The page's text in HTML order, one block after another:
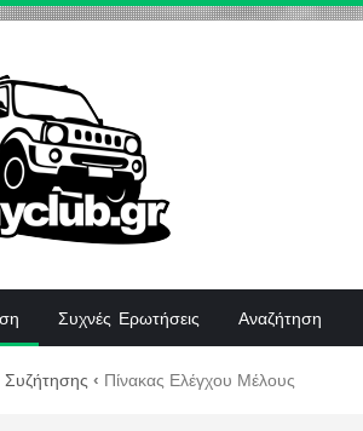
Συχνές Ερωτήσεις Αναζήτηση
Συζήτησης ‹ Πίνακας Ελέγχου Μέλους